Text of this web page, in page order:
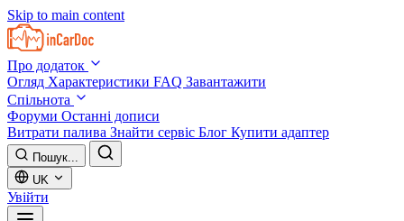
Skip to main content
Про додаток
Огляд Характеристики FAQ Завантажити
Спільнота
Форуми Останні дописи
Витрати палива Знайти сервіс Блог Купити адаптер
Пошук...
UK
Увійти